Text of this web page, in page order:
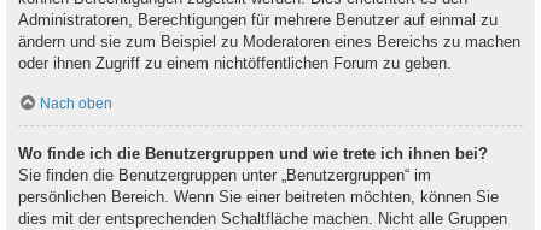
Administratoren, Berechtigungen für mehrere Benutzer auf einmal zu
ändern und sie zum Beispiel zu Moderatoren eines Bereichs zu machen
oder ihnen Zugriff zu einem nichtöffentlichen Forum zu geben.
Nach oben
Wo finde ich die Benutzergruppen und wie trete ich ihnen bei?
Sie finden die Benutzergruppen unter „Benutzergruppen“ im
persönlichen Bereich. Wenn Sie einer beitreten möchten, können Sie
dies mit der entsprechenden Schaltfläche machen. Nicht alle Gruppen